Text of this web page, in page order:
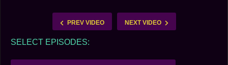
PREV VIDEO NEXT VIDEO
SELECT EPISODES: